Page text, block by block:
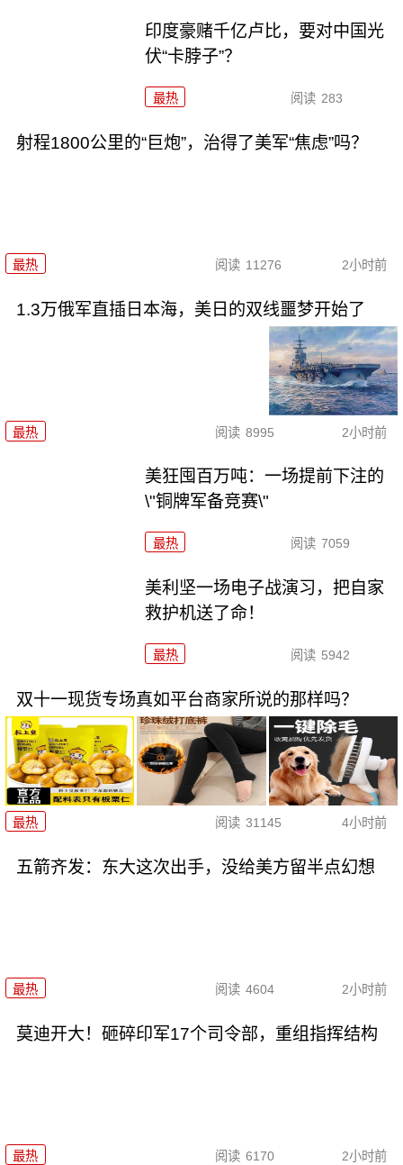
印度豪赌千亿卢比，要对中国光
伏“卡脖子”？
最热 阅读 283
射程1800公里的“巨炮”，治得了美军“焦虑”吗？
最热 阅读 11276 2小时前
1.3万俄军直插日本海，美日的双线噩梦开始了
最热 阅读 8995 2小时前
美狂囤百万吨：一场提前下注的
\"铜牌军备竞赛\"
最热 阅读 7059
美利坚一场电子战演习，把自家
救护机送了命！
最热 阅读 5942
双十一现货专场真如平台商家所说的那样吗？
最热 阅读 31145 4小时前
五箭齐发：东大这次出手，没给美方留半点幻想
最热 阅读 4604 2小时前
莫迪开大！砸碎印军17个司令部，重组指挥结构
最热 阅读 6170 2小时前